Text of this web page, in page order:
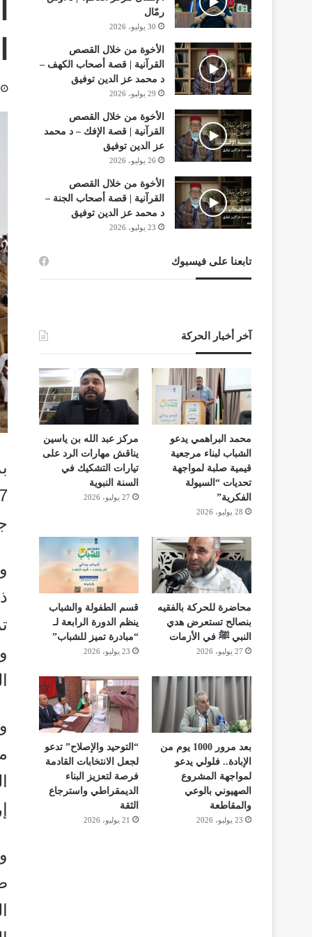
رمّال
30 يوليو، 2026
الأخوة من خلال القصص
القرآنية | قصة أصحاب الكهف –
د محمد عز الدين توفيق
29 يوليو، 2026
الأخوة من خلال القصص
القرآنية | قصة الإفك – د محمد
عز الدين توفيق
26 يوليو، 2026
الأخوة من خلال القصص
القرآنية | قصة أصحاب الجنة –
د محمد عز الدين توفيق
23 يوليو، 2026
تابعنا على فيسبوك
آخر أخبار الحركة
محمد البراهمي يدعو
الشباب لبناء مرجعية
قيمية صلبة لمواجهة
تحديات “السيولة
الفكرية”
28 يوليو، 2026
مركز عبد الله بن ياسين
يناقش مهارات الرد على
تيارات التشكيك في
السنة النبوية
27 يوليو، 2026
محاضرة للحركة بالفقيه
بنصالح تستعرض هدي
النبي ﷺ في الأزمات
27 يوليو، 2026
قسم الطفولة والشباب
ينظم الدورة الرابعة لـ
“مبادرة تميز للشباب”
23 يوليو، 2026
بعد مرور 1000 يوم من
الإبادة.. فلولي يدعو
لمواجهة المشروع
الصهيوني بالوعي
والمقاطعة
23 يوليو، 2026
“التوحيد والإصلاح” تدعو
لجعل الانتخابات القادمة
فرصة لتعزيز البناء
الديمقراطي واسترجاع
الثقة
21 يوليو، 2026